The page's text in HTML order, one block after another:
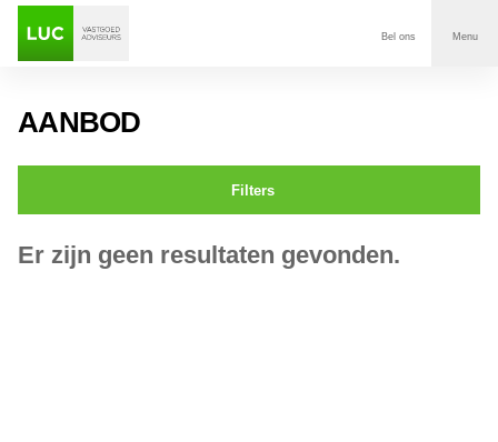
Bel ons Menu
AANBOD
Filters
Er zijn geen resultaten gevonden.